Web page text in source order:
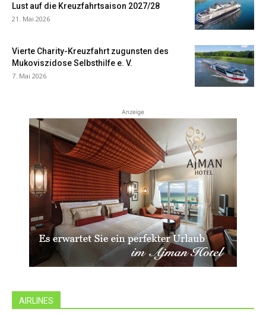
Lust auf die Kreuzfahrtsaison 2027/28
21. Mai 2026
Vierte Charity-Kreuzfahrt zugunsten des
Mukoviszidose Selbsthilfe e. V.
7. Mai 2026
Anzeige
AIRLINES